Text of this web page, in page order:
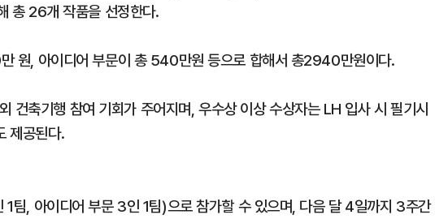
총 26개 작품을 선정한다.
원, 아이디어 부문이 총 540만원 등으로 합해서 총2940만원이다.
건축기행 참여 기회가 주어지며, 우수상 이상 수상자는 LH 입사 시 필기시
제공된다.
팀, 아이디어 부문 3인 1팀)으로 참가할 수 있으며, 다음 달 4일까지 3주간